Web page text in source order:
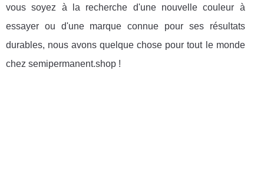
vous soyez à la recherche d'une nouvelle couleur à
essayer ou d'une marque connue pour ses résultats
durables, nous avons quelque chose pour tout le monde
chez semipermanent.shop !